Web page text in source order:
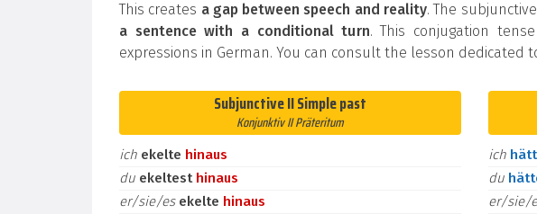
This creates a gap between speech and reality. The
a sentence with a conditional turn. This conjugation
expressions in German. You can consult the lesson dedicated
Subjunctive II Simple past
Konjunktiv II Präteritum
ich ekelte hinaus
du ekeltest hinaus
er/sie/es ekelte hinaus
ich
du
er/sie/